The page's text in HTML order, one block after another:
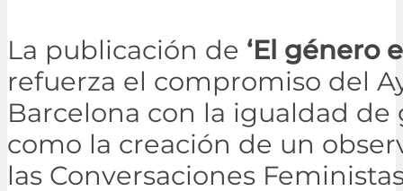
La publicación de ‘El género
refuerza el compromiso del
Barcelona con la igualdad de
como la creación de un
las Conversaciones